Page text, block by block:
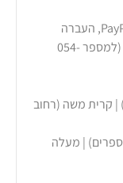
כרטיסי אשראי, PayPal, העברה
בנקאית או באפליקציות Bit / Paybox (למספר 054-
| קרית משה (רחוב
| מעלה